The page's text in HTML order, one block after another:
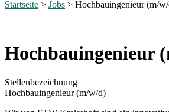
Startseite > Jobs > Hochbauingenieur (m/
Hochbauingenieur
Stellenbezeichnung
Hochbauingenieur (m/w/d)